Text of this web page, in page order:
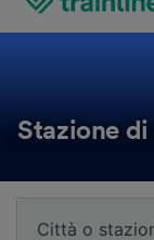
Stazione